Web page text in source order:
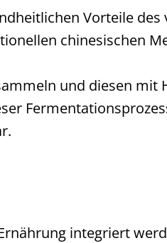
Vorteile
chinesischen
und diesen
integriert